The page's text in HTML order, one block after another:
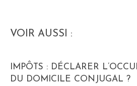
VOIR AUSSI :
IMPÔTS : DÉCLARER
DU DOMICILE CONJUGAL ?